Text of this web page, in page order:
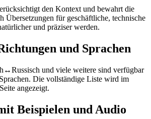
den Kontext und bewahrt die
Übersetzungen für geschäftliche, technische
und präziser werden.
und Sprachen
und viele weitere sind verfügbar
Die vollständige Liste wird im
angezeigt.
Beispielen und Audio